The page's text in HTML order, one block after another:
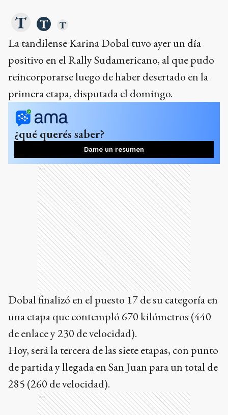
La tandilense Karina Dobal tuvo ayer un día
positivo en el Rally Sudamericano, al que pudo
reincorporarse luego de haber desertado en la
primera etapa, disputada el domingo.
¿qué querés saber?
Dame un resumen
Ads
Dobal finalizó en el puesto 17 de su categoría en
una etapa que contempló 670 kilómetros (440
de enlace y 230 de velocidad).
Hoy, será la tercera de las siete etapas, con punto
de partida y llegada en San Juan para un total de
285 (260 de velocidad).
Ads